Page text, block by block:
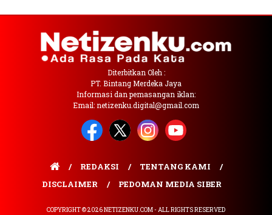
Diterbitkan Oleh :
PT. Bintang Merdeka Jaya
Informasi dan pemasangan iklan:
Email: netizenku.digital@gmail.com
REDAKSI
TENTANG KAMI
DISCLAIMER
PEDOMAN MEDIA SIBER
COPYRIGHT © 2026 NETIZENKU.COM - ALL RIGHTS RESERVED